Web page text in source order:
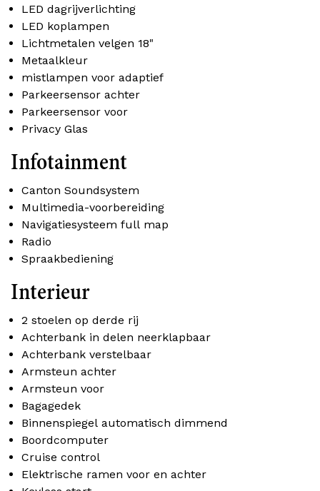
LED dagrijverlichting
LED koplampen
Lichtmetalen velgen 18"
Metaalkleur
mistlampen voor adaptief
Parkeersensor achter
Parkeersensor voor
Privacy Glas
Infotainment
Canton Soundsystem
Multimedia-voorbereiding
Navigatiesysteem full map
Radio
Spraakbediening
Interieur
2 stoelen op derde rij
Achterbank in delen neerklapbaar
Achterbank verstelbaar
Armsteun achter
Armsteun voor
Bagagedek
Binnenspiegel automatisch dimmend
Boordcomputer
Cruise control
Elektrische ramen voor en achter